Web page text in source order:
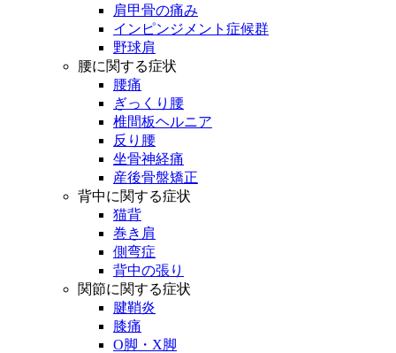
肩甲骨の痛み
インピンジメント症候群
野球肩
腰に関する症状
腰痛
ぎっくり腰
椎間板ヘルニア
反り腰
坐骨神経痛
産後骨盤矯正
背中に関する症状
猫背
巻き肩
側弯症
背中の張り
関節に関する症状
腱鞘炎
膝痛
O脚・X脚